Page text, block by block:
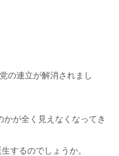
の連立が解消されまし
が全く見えなくなってき
するのでしょうか。